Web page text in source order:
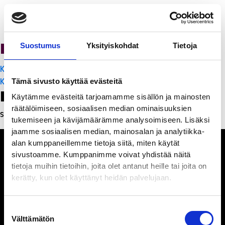
Suostumus Yksityiskohdat Tietoja
Tämä sivusto käyttää evästeitä
Käytämme evästeitä tarjoamamme sisällön ja mainosten
räätälöimiseen, sosiaalisen median ominaisuuksien
tukemiseen ja kävijämäärämme analysoimiseen. Lisäksi
jaamme sosiaalisen median, mainosalan ja analytiikka-
alan kumppaneillemme tietoja siitä, miten käytät
sivustoamme. Kumppanimme voivat yhdistää näitä
tietoja muihin tietoihin, joita olet antanut heille tai joita on
kerätty, kun olet käyttänyt heidän palvelujaan.
valinta
Välttämätön
PanchoVilla
Artikkelien
selaus
K-Citymarket Pori Puuvilla
K-Citymarket Pori Puuvilla
Leave a Reply
Sinun täytyy kirjautua sisään